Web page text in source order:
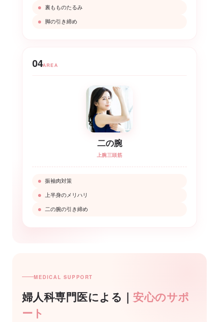
裏もものたるみ
脚の引き締め
04AREA
二の腕
上腕三頭筋
振袖肉対策
上半身のメリハリ
二の腕の引き締め
MEDICAL SUPPORT
婦人科専門医による｜ 安心のサポ
ート